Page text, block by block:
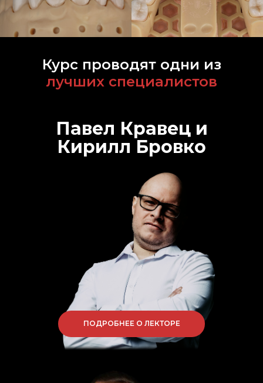
Курс проводят одни из
лучших специалистов
Павел Кравец и
Кирилл Бровко
ПОДРОБНЕЕ О ЛЕКТОРЕ